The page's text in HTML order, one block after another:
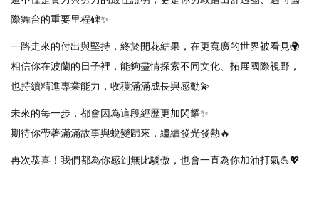
際舞台的重要里程碑✨
一路走來的付出與堅持，終於開花結果，在更寬廣的世界被看見🌍
相信你在波蘭的日子裡，能夠盡情探索不同文化、拓展國際視野，
也持續精進專業能力，收穫滿滿成長與感動💫
未來的每一步，都會因為這段經歷更加閃耀✨
期待你帶著滿滿故事與蛻變歸來，繼續發光發熱🔥
再次恭喜！我們都為你感到無比驕傲，也會一直為你加油打氣💪💖